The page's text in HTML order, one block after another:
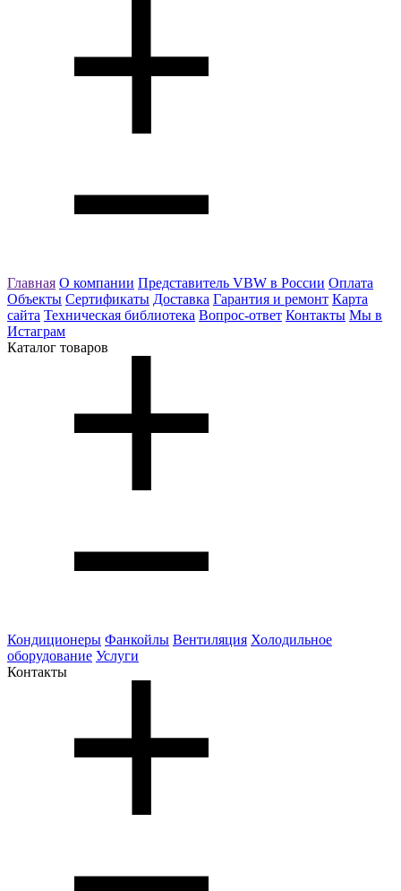
Главная О компании Представитель VBW в России Оплата
Объекты Сертификаты Доставка Гарантия и ремонт Карта
сайта Техническая библиотека Вопрос-ответ Контакты Мы в
Истаграм
Каталог товаров
Кондиционеры Фанкойлы Вентиляция Холодильное
оборудование Услуги
Контакты